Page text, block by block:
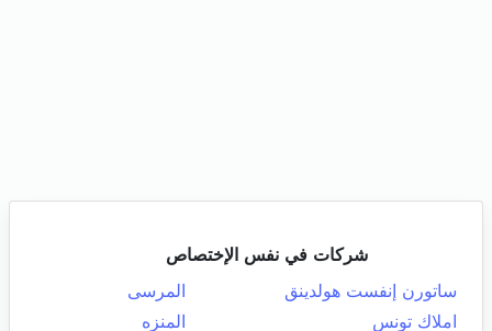
شركات في نفس الإختصاص
ساتورن إنفست هولدينق
المرسى
املاك تونس
المنزه